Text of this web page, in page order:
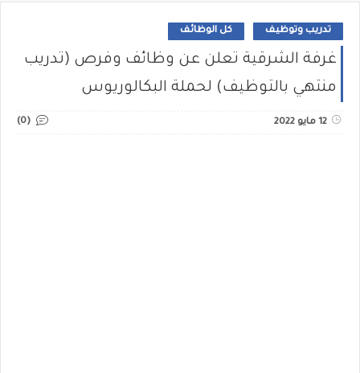
تدريب وتوظيف كل الوظائف
غرفة الشرقية تعلن عن وظائف وفرص (تدريب
منتهي بالتوظيف) لحملة البكالوريوس
12 مايو 2022 (0)